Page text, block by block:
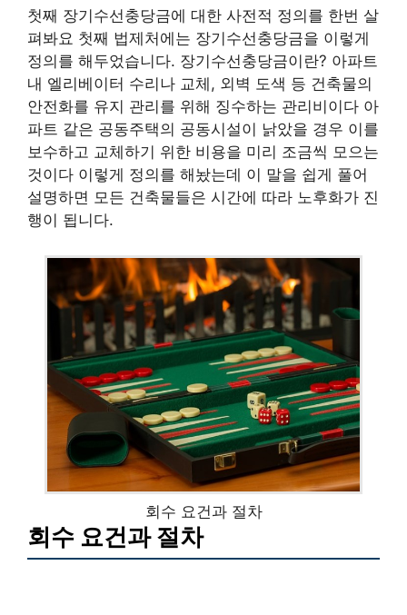
첫째 장기수선충당금에 대한 사전적 정의를 한번 살
펴봐요 첫째 법제처에는 장기수선충당금을 이렇게
정의를 해두었습니다. 장기수선충당금이란? 아파트
내 엘리베이터 수리나 교체, 외벽 도색 등 건축물의
안전화를 유지 관리를 위해 징수하는 관리비이다 아
파트 같은 공동주택의 공동시설이 낡았을 경우 이를
보수하고 교체하기 위한 비용을 미리 조금씩 모으는
것이다 이렇게 정의를 해놨는데 이 말을 쉽게 풀어
설명하면 모든 건축물들은 시간에 따라 노후화가 진
행이 됩니다.
회수 요건과 절차
회수 요건과 절차